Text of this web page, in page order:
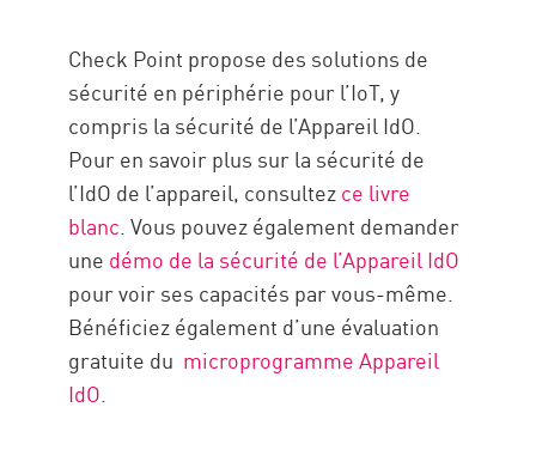
Check Point propose des solutions de
sécurité en périphérie pour l’IoT, y
compris la sécurité de l’Appareil IdO.
Pour en savoir plus sur la sécurité de
l’IdO de l’appareil, consultezce livre
blanc. Vous pouvez également demander
une démo de la sécurité de l’Appareil IdO
pour voir ses capacités par vous-même.
Bénéficiez également d’une évaluation
gratuite du microprogramme Appareil
IdO.